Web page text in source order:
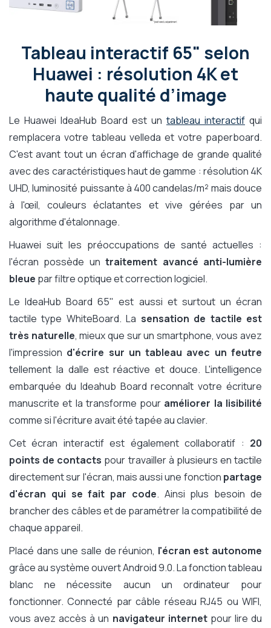
Tableau interactif 65" selon
Huawei : résolution 4K et
haute qualité d’image
Le Huawei IdeaHub Board est un tableau interactif qui
remplacera votre tableau velleda et votre paperboard.
C'est avant tout un écran d'affichage de grande qualité
avec des caractéristiques haut de gamme : résolution 4K
UHD, luminosité puissante à 400 candelas/m² mais douce
à l'œil, couleurs éclatantes et vive gérées par un
algorithme d'étalonnage.
Huawei suit les préoccupations de santé actuelles :
l'écran possède untraitement avancé anti-lumière
bleue par filtre optique et correction logiciel.
Le IdeaHub Board 65" est aussi et surtout un écran
tactile type WhiteBoard. La sensation de tactile est
très naturelle, mieux que sur un smartphone, vous avez
l'impression d'écrire sur un tableau avec un feutre
tellement la dalle est réactive et douce. L'intelligence
embarquée du Ideahub Board reconnaît votre écriture
manuscrite et la transforme pour améliorer la lisibilité
comme si l'écriture avait été tapée au clavier.
Cet écran interactif est également collaboratif : 20
points de contacts pour travailler à plusieurs en tactile
directement sur l'écran, mais aussi une fonction partage
d'écran qui se fait par code. Ainsi plus besoin de
brancher des câbles et de paramétrer la compatibilité de
chaque appareil.
Placé dans une salle de réunion, l'écran est autonome
grâce au système ouvert Android 9.0. La fonction tableau
blanc ne nécessite aucun un ordinateur pour
fonctionner. Connecté par câble réseau RJ45 ou WIFI,
vous avez accès à un navigateur internetpour lire du